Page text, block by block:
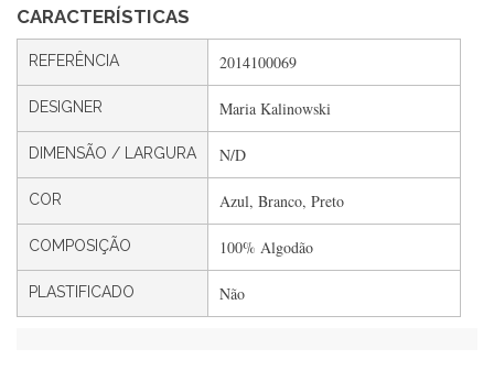
CARACTERÍSTICAS
REFERÊNCIA 2014100069
DESIGNER Maria Kalinowski
DIMENSÃO / LARGURA N/D
COR Azul, Branco, Preto
COMPOSIÇÃO 100% Algodão
PLASTIFICADO Não
Silvia André
Gostei ,Serviço bastante rápido. recomendo
Filipa Freire
Rápido, atendimento 5*. Hoje chegará a segunda encomenda
feita de muitas certamente❤️